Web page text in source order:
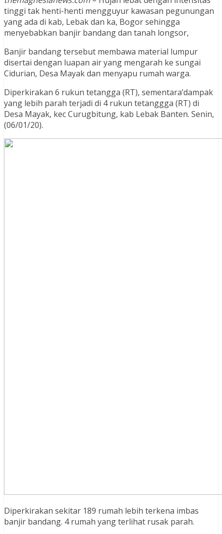
tinggi tak henti-henti mengguyur kawasan pegunungan
yang ada di kab, Lebak dan ka, Bogor sehingga
menyebabkan banjir bandang dan tanah longsor,
Banjir bandang tersebut membawa material lumpur
disertai dengan luapan air yang mengarah ke sungai
Cidurian, Desa Mayak dan menyapu rumah warga.
Diperkirakan 6 rukun tetangga (RT), sementara’dampak
yang lebih parah terjadi di 4 rukun tetanggga (RT) di
Desa Mayak, kec Curugbitung, kab Lebak Banten. Senin,
(06/01/20).
Diperkirakan sekitar 189 rumah lebih terkena imbas
banjir bandang. 4 rumah yang terlihat rusak parah.